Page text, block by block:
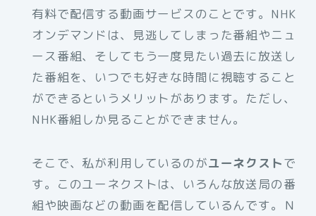
有料で配信する動画サービスのことです。NHK
オンデマンドは、見逃してしまった番組やニュ
ース番組、そしてもう一度見たい過去に放送し
た番組を、いつでも好きな時間に視聴すること
ができるというメリットがあります。ただし、
NHK番組しか見ることができません。
そこで、私が利用しているのがユーネクストで
す。このユーネクストは、いろんな放送局の番
組や映画などの動画を配信しているんです。Ｎ